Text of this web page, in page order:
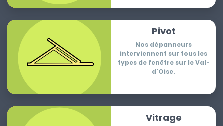
Pivot
Nos dépanneurs
interviennent sur tous les
types de fenêtre sur le Val-
d'Oise.
Vitrage